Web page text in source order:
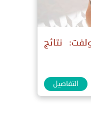
نتائج
التفاصيل